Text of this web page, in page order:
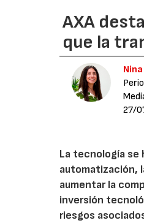
AXA
que la
27/
La tecnología se
automatización,
aumentar la
inversión
riesgos